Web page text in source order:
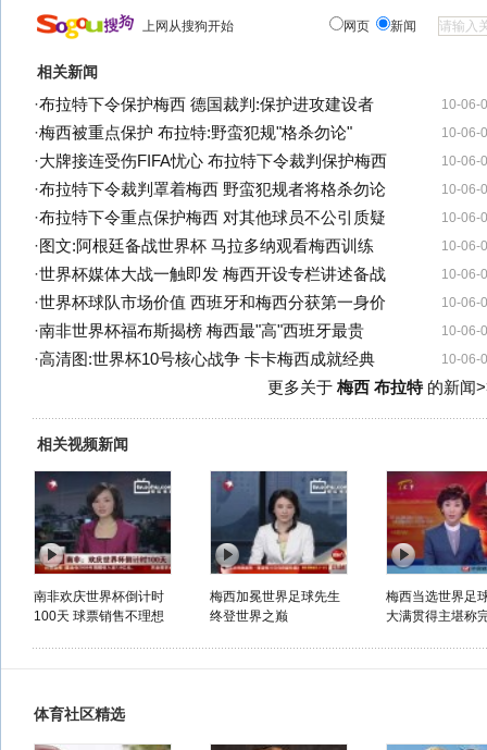
上网从搜狗开始 网页 新闻
相关新闻
10-06-
·布拉特下令保护梅西 德国裁判:保护进攻建设者
10-06-
·梅西被重点保护 布拉特:野蛮犯规"格杀勿论"
10-06-
·大牌接连受伤FIFA忧心 布拉特下令裁判保护梅西
10-06-
·布拉特下令裁判罩着梅西 野蛮犯规者将格杀勿论
10-06-
·布拉特下令重点保护梅西 对其他球员不公引质疑
10-06-
· 图文:阿根廷备战世界杯 马拉多纳观看梅西训练
10-06-
·世界杯媒体大战一触即发 梅西开设专栏讲述备战
10-06-
·世界杯球队市场价值 西班牙和梅西分获第一身价
10-06-
·南非世界杯福布斯揭榜 梅西最"高"西班牙最贵
10-06-
·高清图:世界杯10号核心战争 卡卡梅西成就经典
更多关于 梅西 布拉特的新闻
相关视频新闻
南非欢庆世界杯倒计时
100天 球票销售不理想
梅西加冕世界足球先生
终登世界之巅
梅西当选世界足
大满贯得主堪称
体育社区精选